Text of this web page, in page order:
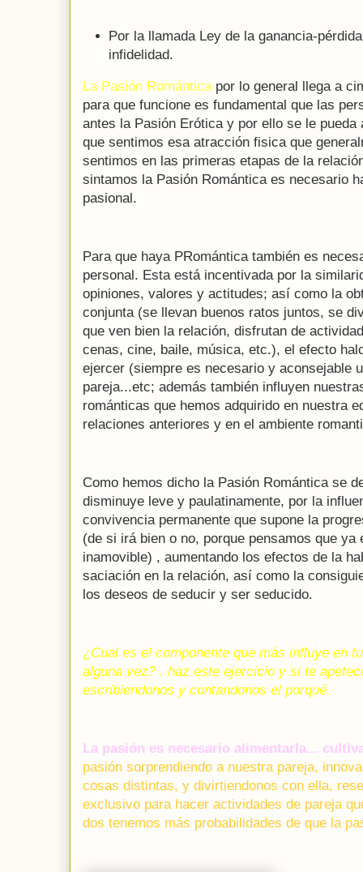
Por la llamada Ley de la ganancia-
infidelidad.
La Pasión Romántica por lo general llega a
para que funcione es fundamental que las
antes la Pasión Erótica y por ello se le
que sentimos esa atracción fisica que
sentimos en las primeras etapas de la
sintamos la Pasión Romántica es necesario
pasional.
Para que haya PRomántica también es
personal. Esta está incentivada por la
opiniones, valores y actitudes; así como la
conjunta (se llevan buenos ratos juntos, se
que ven bien la relación, disfrutan de
cenas, cine, baile, música, etc.), el efecto
ejercer (siempre es necesario y aconsejable
pareja...etc; además también influyen
románticas que hemos adquirido en nuestra
relaciones anteriores y en el ambiente
Como hemos dicho la Pasión Romántica se
disminuye leve y paulatinamente, por la
convivencia permanente que supone la
(de si irá bien o no, porque pensamos que ya
inamovible) , aumentando los efectos de la
saciación en la relación, así como la
los deseos de seducir y ser seducido.
¿Cual es el componente que más influye en
alguna vez? . haz este ejercicio y si te
escribiendonos y contandonos el porqué.
La pasión es necesario alimentarla...
pasión sorprendiendo a nuestra pareja,
cosas distintas, y divirtiendonos con ella,
exclusivo para hacer actividades de pareja
dos tenemos más probabilidades de que la